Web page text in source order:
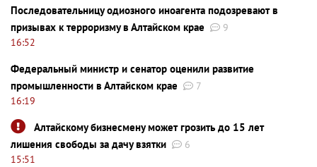
Последовательницу одиозного иноагента подозревают в
призывах к терроризму в Алтайском крае
9
16:52
Федеральный министр и сенатор оценили развитие
промышленности в Алтайском крае
7
16:19
Алтайскому бизнесмену может грозить до 15 лет
лишения свободы за дачу взятки
6
15:51